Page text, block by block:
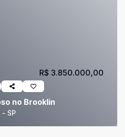
no Brooklin
SP
R$ 3.850.000,00